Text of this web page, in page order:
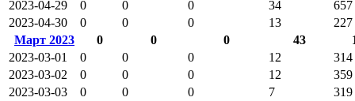
2023-04-29
0 0 0 34
657
2023-04-30
0 0 0 13
227
Март 2023
0 0 0 43
2023-03-01
0 0 0 12
314
2023-03-02
0 0 0 12
359
2023-03-03
0 0 0 7
319